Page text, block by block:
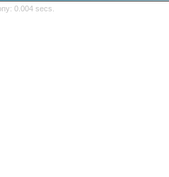
0.004 secs.